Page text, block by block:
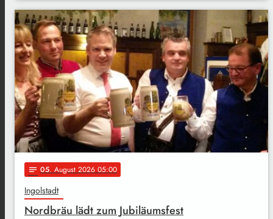
notes 05. August 2026 05:00
Ingolstadt
Nordbräu lädt zum Jubiläumsfest